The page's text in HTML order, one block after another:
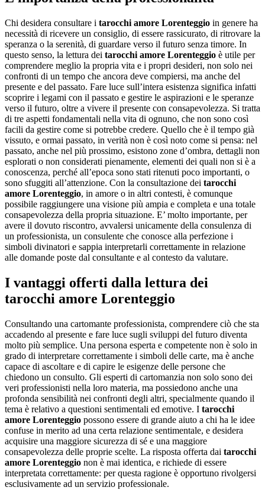
Chi desidera consultare i tarocchi amore Lorenteggio in genere ha
necessità di ricevere un consiglio, di essere rassicurato, di ritrovare la
speranza o la serenità, di guardare verso il futuro senza timore. In
questo senso, la lettura dei tarocchi amore Lorenteggio è utile per
comprendere meglio la propria vita e i propri desideri, non solo nei
confronti di un tempo che ancora deve compiersi, ma anche del
presente e del passato. Fare luce sull’intera esistenza significa infatti
scoprire i legami con il passato e gestire le aspirazioni e le speranze
verso il futuro, oltre a vivere il presente con consapevolezza. Si tratta
di tre aspetti fondamentali nella vita di ognuno, che non sono così
facili da gestire come si potrebbe credere. Quello che è il tempo già
vissuto, e ormai passato, in verità non è così noto come si pensa: nel
passato, anche nel più prossimo, esistono zone d’ombra, dettagli non
esplorati o non considerati pienamente, elementi dei quali non si è a
conoscenza, perché all’epoca sono stati ritenuti poco importanti, o
sono sfuggiti all’attenzione. Con la consultazione dei tarocchi
amore Lorenteggio, in amore o in altri contesti, è comunque
possibile raggiungere una visione più ampia e completa e una totale
consapevolezza della propria situazione. E’ molto importante, per
avere il dovuto riscontro, avvalersi unicamente della consulenza di
un professionista, un consulente che conosce alla perfezione i
simboli divinatori e sappia interpretarli correttamente in relazione
alle domande poste dal consultante e al contesto da valutare.
I vantaggi offerti dalla lettura dei
tarocchi amore Lorenteggio
Consultando una cartomante professionista, comprendere ciò che sta
accadendo al presente e fare luce sugli sviluppi del futuro diventa
molto più semplice. Una persona esperta e competente non è solo in
grado di interpretare correttamente i simboli delle carte, ma è anche
capace di ascoltare e di capire le esigenze delle persone che
chiedono un consulto. Gli esperti di cartomanzia non solo sono dei
veri professionisti nella loro materia, ma possiedono anche una
profonda sensibilità nei confronti degli altri, specialmente quando il
tema è relativo a questioni sentimentali ed emotive. I tarocchi
amore Lorenteggio possono essere di grande aiuto a chi ha le idee
confuse in merito ad una certa relazione sentimentale, e desidera
acquisire una maggiore sicurezza di sé e una maggiore
consapevolezza delle proprie scelte. La risposta offerta dai tarocchi
amore Lorenteggio non è mai identica, e richiede di essere
interpretata correttamente: per questa ragione è opportuno rivolgersi
esclusivamente ad un servizio professionale.